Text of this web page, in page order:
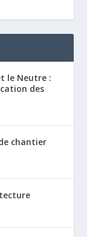
le Neutre :
des
chantier